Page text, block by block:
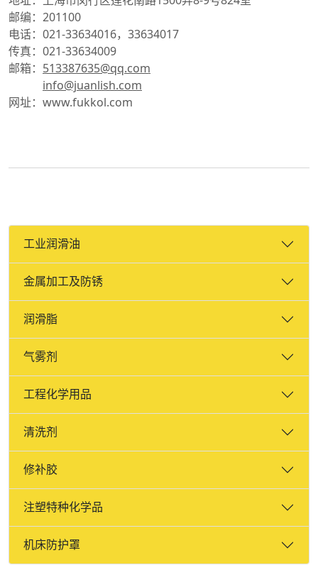
邮编： 201100
电话： 021-33634016，33634017
传真： 021-33634009
邮箱： 513387635@qq.com
info@juanlish.com
网址： www.fukkol.com
工业润滑油
金属加工及防锈
润滑脂
气雾剂
工程化学用品
清洗剂
修补胶
注塑特种化学品
机床防护罩